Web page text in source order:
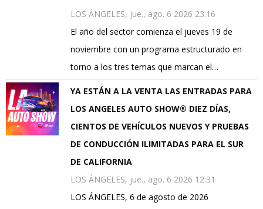
LOS ÁNGELES, jue., ago. 6 2026 23:16
El año del sector comienza el jueves 19 de
noviembre con un programa estructurado en
torno a los tres temas que marcan el…
YA ESTÁN A LA VENTA LAS ENTRADAS PARA
LOS ANGELES AUTO SHOW® DIEZ DÍAS,
CIENTOS DE VEHÍCULOS NUEVOS Y PRUEBAS
DE CONDUCCIÓN ILIMITADAS PARA EL SUR
DE CALIFORNIA
LOS ÁNGELES, jue., ago. 6 2026 12:31
LOS ÁNGELES, 6 de agosto de 2026